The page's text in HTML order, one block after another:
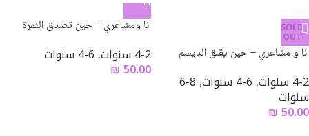
SOLD
OUT
انا و مشاعري – حين يقلق الديسم
4-2 سنوات ,6-4 سنوات ,
8-6
سنوات
₪50.00
انا ومشاعري – حين تصدق النمرة
4-2 سنوات ,6-4 سنوات
₪50.00